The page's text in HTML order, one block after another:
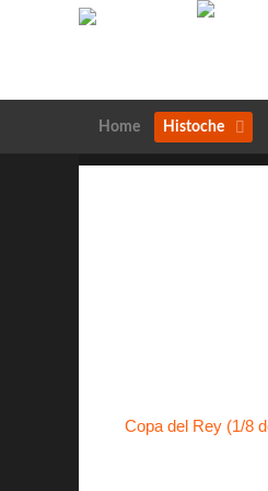
Home Histoche
Copa del Rey (1/8